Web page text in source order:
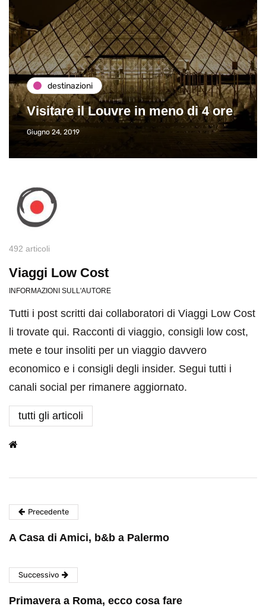
destinazioni
Visitare il Louvre in meno di 4 ore
Giugno 24, 2019
492 articoli
Viaggi Low Cost
INFORMAZIONI SULL'AUTORE
Tutti i post scritti dai collaboratori di Viaggi Low Cost
li trovate qui. Racconti di viaggio, consigli low cost,
mete e tour insoliti per un viaggio davvero
economico e i consigli degli insider. Segui tutti i
canali social per rimanere aggiornato.
tutti gli articoli
Precedente
A Casa di Amici, b&b a Palermo
Successivo
Primavera a Roma, ecco cosa fare